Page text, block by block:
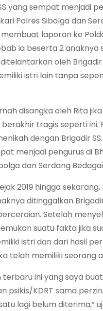
yang sempat menjadi
Polres Sibolga dan
laporan ke
ia beserta 2 anaknya
oleh Brigadir
istri lain tanpa
disangka oleh Rita
tragis seperti ini.
dengan Brigadir
menjadi pengurus di
dan Serdang
2019 hingga sekarang,
ditinggalkan
Setelah
suatu fakta jika
istri dan dari hasil
telah memiliki seorang
terbaru ini yang saya
psikis/KDRT sama
lagi belum diterima,”